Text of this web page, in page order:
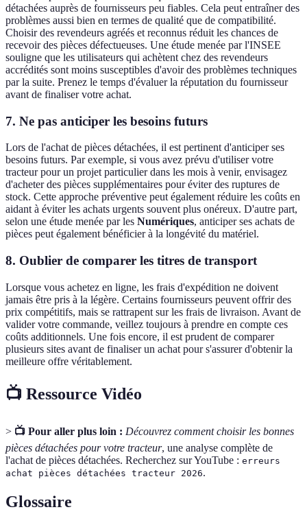
détachées auprès de fournisseurs peu fiables. Cela peut entraîner des
problèmes aussi bien en termes de qualité que de compatibilité.
Choisir des revendeurs agréés et reconnus réduit les chances de
recevoir des pièces défectueuses. Une étude menée par l'INSEE
souligne que les utilisateurs qui achètent chez des revendeurs
accrédités sont moins susceptibles d'avoir des problèmes techniques
par la suite. Prenez le temps d'évaluer la réputation du fournisseur
avant de finaliser votre achat.
7. Ne pas anticiper les besoins futurs
Lors de l'achat de pièces détachées, il est pertinent d'anticiper ses
besoins futurs. Par exemple, si vous avez prévu d'utiliser votre
tracteur pour un projet particulier dans les mois à venir, envisagez
d'acheter des pièces supplémentaires pour éviter des ruptures de
stock. Cette approche préventive peut également réduire les coûts en
aidant à éviter les achats urgents souvent plus onéreux. D'autre part,
selon une étude menée par les Numériques, anticiper ses achats de
pièces peut également bénéficier à la longévité du matériel.
8. Oublier de comparer les titres de transport
Lorsque vous achetez en ligne, les frais d'expédition ne doivent
jamais être pris à la légère. Certains fournisseurs peuvent offrir des
prix compétitifs, mais se rattrapent sur les frais de livraison. Avant de
valider votre commande, veillez toujours à prendre en compte ces
coûts additionnels. Une fois encore, il est prudent de comparer
plusieurs sites avant de finaliser un achat pour s'assurer d'obtenir la
meilleure offre véritablement.
📺 Ressource Vidéo
> 📺 Pour aller plus loin : Découvrez comment choisir les bonnes
pièces détachées pour votre tracteur, une analyse complète de
l'achat de pièces détachées. Recherchez sur YouTube : erreurs
achat pièces détachées tracteur 2026.
Glossaire